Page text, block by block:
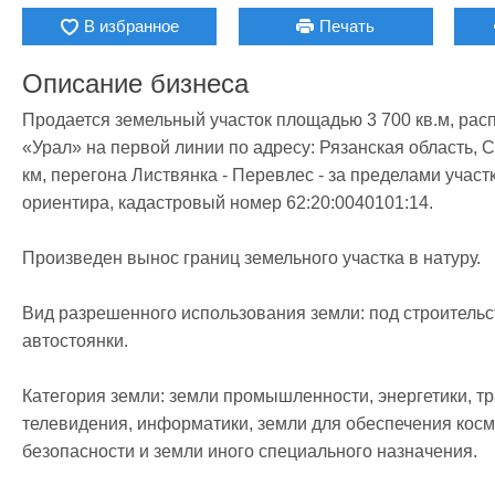
В избранное Печать
Описание бизнеса
Продается земельный участок площадью 3 700 кв.м,
«Урал» на первой линии по адресу: Рязанская область,
км, перегона Листвянка - Перевлес - за пределами
ориентира, кадастровый номер 62:20:0040101:14.
Произведен вынос границ земельного участка в натуру.
Вид разрешенного использования земли: под
автостоянки.
Категория земли: земли промышленности, энергетики,
телевидения, информатики, земли для обеспечения
безопасности и земли иного специального назначения.